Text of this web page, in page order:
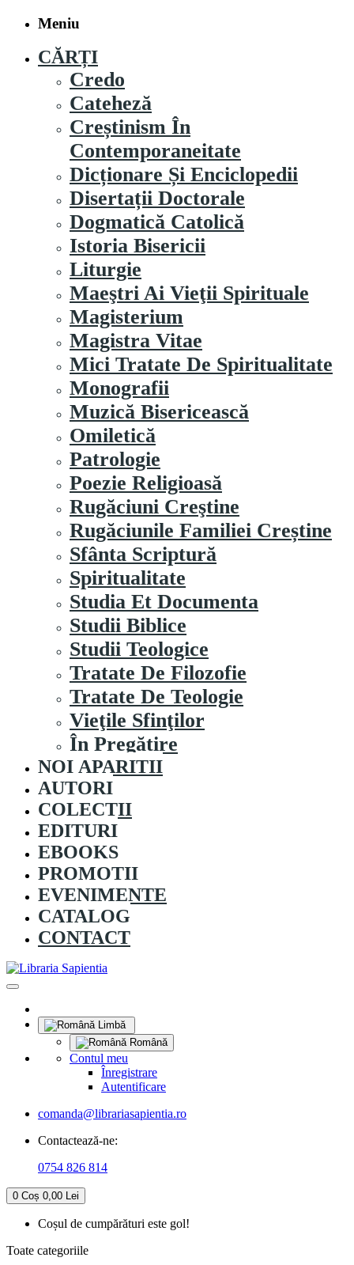
Meniu
CĂRȚI
Credo
Cateheză
Creștinism În
Contemporaneitate
Dicționare Și Enciclopedii
Disertații Doctorale
Dogmatică Catolică
Istoria Bisericii
Liturgie
Maeştri Ai Vieţii Spirituale
Magisterium
Magistra Vitae
Mici Tratate De Spiritualitate
Monografii
Muzică Bisericească
Omiletică
Patrologie
Poezie Religioasă
Rugăciuni Creştine
Rugăciunile Familiei Creștine
Sfânta Scriptură
Spiritualitate
Studia Et Documenta
Studii Biblice
Studii Teologice
Tratate De Filozofie
Tratate De Teologie
Vieţile Sfinţilor
În Pregătire
NOI APARITII
AUTORI
COLECȚII
EDITURI
EBOOKS
PROMOȚII
EVENIMENTE
CATALOG
CONTACT
Limbă
Română
Contul meu
Înregistrare
Autentificare
comanda@librariasapientia.ro
Contactează-ne:
0754 826 814
0 Coș 0,00 Lei
Coșul de cumpărături este gol!
Toate categoriile